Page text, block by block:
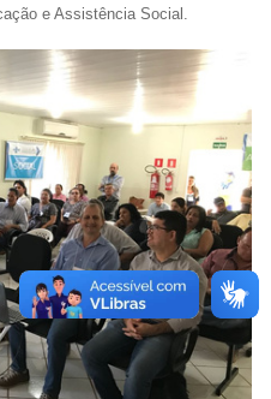
e Assistência Social.